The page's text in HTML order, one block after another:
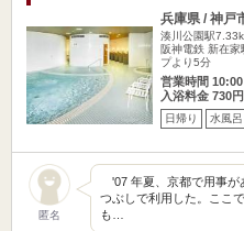
兵庫県 / 神戸
湊川公園駅
阪神電鉄 新在
プより5分
営業時間
入浴料金 730
日帰り 水風呂
匿名
'07 年夏、京都で用事が
つぶしで利用した。ここ
も…